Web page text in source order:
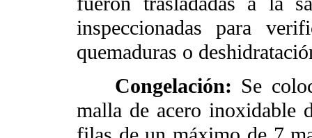
inspeccionadas para
quemaduras o
Congelación: Se
malla de acero inoxidable